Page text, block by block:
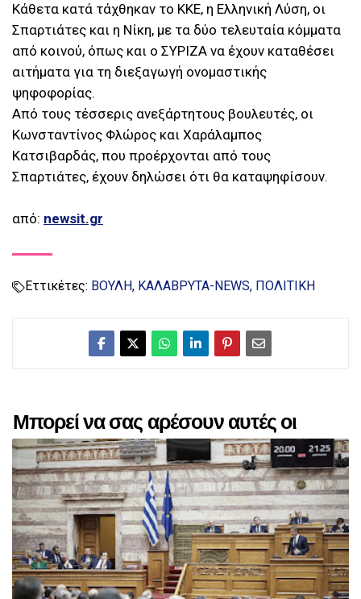
Κάθετα κατά τάχθηκαν το ΚΚΕ, η Ελληνική Λύση, οι
Σπαρτιάτες και η Νίκη, με τα δύο τελευταία κόμματα
από κοινού, όπως και ο ΣΥΡΙΖΑ να έχουν καταθέσει
αιτήματα για τη διεξαγωγή ονομαστικής
ψηφοφορίας.
Από τους τέσσερις ανεξάρτητους βουλευτές, οι
Κωνσταντίνος Φλώρος και Χαράλαμπος
Κατσιβαρδάς, που προέρχονται από τους
Σπαρτιάτες, έχουν δηλώσει ότι θα καταψηφίσουν.
από: newsit.gr
Εττικέτες: ΒΟΥΛΗ ΚΑΛΑΒΡΥΤΑ-NEWS ΠΟΛΙΤΙΚΗ
Μπορεί να σας αρέσουν αυτές οι
αναρτήσεις